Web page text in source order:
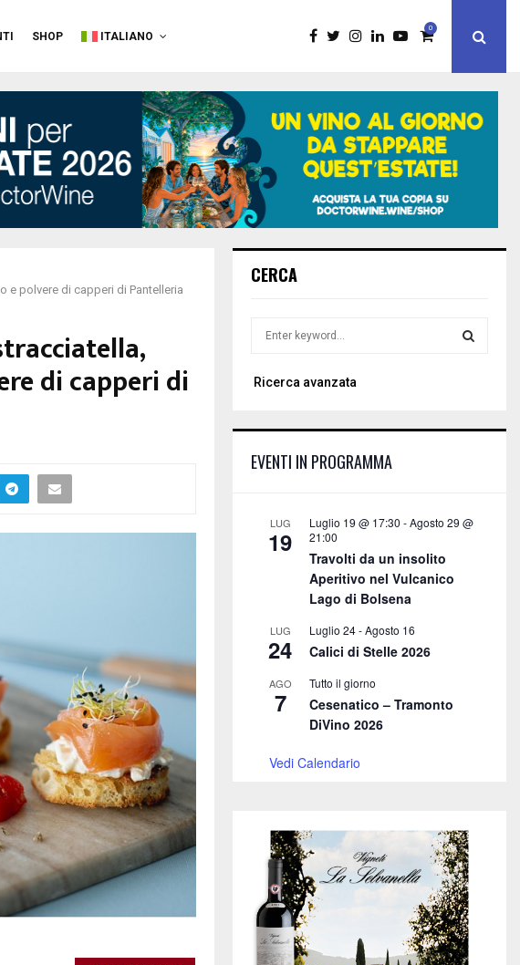
SHOP ITALIANO
0
e polvere di capperi di Pantelleria
di capperi di
CERCA
r
o
C
Ricerca avanzata
EVENTI IN PROGRAMMA
LUG
19
Luglio 19 @ 17:30 -Agosto 29 @
21:00
Travolti da un insolito
Aperitivo nel Vulcanico
Lago di Bolsena
LUG
24
Luglio 24-Agosto 16
Calici di Stelle 2026
AGO
7
Tutto il giorno
Cesenatico – Tramonto
DiVino 2026
Vedi Calendario